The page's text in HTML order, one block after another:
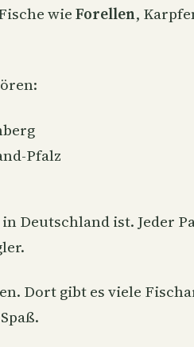
wieForellen,
Pfalz
Deutschland ist. Jeder
Dort gibt es viele